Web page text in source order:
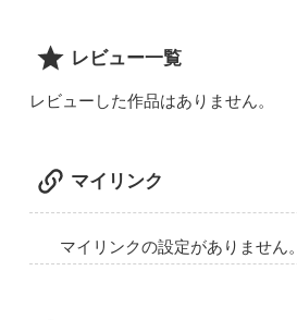
レビュー一覧
レビューした作品はありません。
マイリンク
マイリンクの設定がありません。